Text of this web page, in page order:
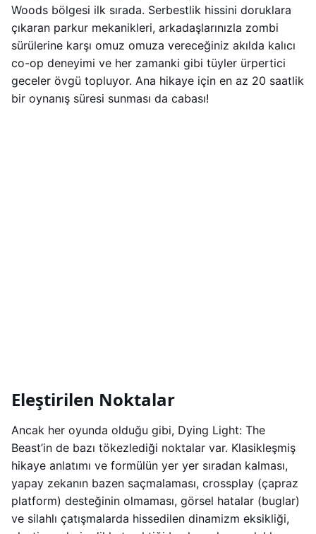
Woods bölgesi ilk sırada. Serbestlik hissini doruklara
çıkaran parkur mekanikleri, arkadaşlarınızla zombi
sürülerine karşı omuz omuza vereceğiniz akılda kalıcı
co-op deneyimi ve her zamanki gibi tüyler ürpertici
geceler övgü topluyor. Ana hikaye için en az 20 saatlik
bir oynanış süresi sunması da cabası!
Eleştirilen Noktalar
Ancak her oyunda olduğu gibi, Dying Light: The
Beast’in de bazı tökezlediği noktalar var. Klasikleşmiş
hikaye anlatımı ve formülün yer yer sıradan kalması,
yapay zekanın bazen saçmalaması, crossplay (çapraz
platform) desteğinin olmaması, görsel hatalar (buglar)
ve silahlı çatışmalarda hissedilen dinamizm eksikliği,